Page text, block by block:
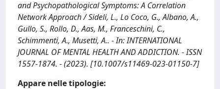
and Psychopathological Symptoms: A Correlation
Network Approach / Sideli, L., Lo Coco, G., Albano, A.,
Gullo, S., Rollo, D., Aas, M., Franceschini, C.,
Schimmenti, A., Musetti, A.. - In: INTERNATIONAL
JOURNAL OF MENTAL HEALTH AND ADDICTION. - ISSN
1557-1874. - (2023). [10.1007/s11469-023-01150-7]
Appare nelle tipologie: